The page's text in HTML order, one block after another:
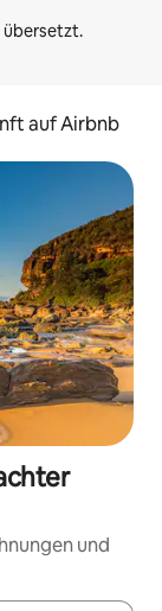
auf Airbnb
und